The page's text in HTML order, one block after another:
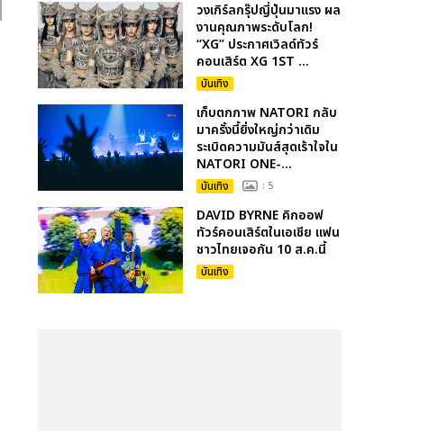
วงเกิร์ลกรุ๊ปญี่ปุ่นมาแรง ผล
งานคุณภาพระดับโลก!
“XG” ประกาศเวิลด์ทัวร์
คอนเสิร์ต XG 1ST ...
บันเทิง
เก็บตกภาพ NATORI กลับ
มาครั้งนี้ยิ่งใหญ่กว่าเดิม
ระเบิดความมันส์สุดเร้าใจใน
NATORI ONE-...
บันเทิง : 5
DAVID BYRNE คิกออฟ
ทัวร์คอนเสิร์ตในเอเชีย แฟน
ชาวไทยเจอกัน 10 ส.ค.นี้
บันเทิง